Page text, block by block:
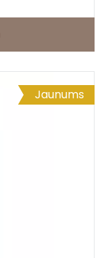
Jaunums